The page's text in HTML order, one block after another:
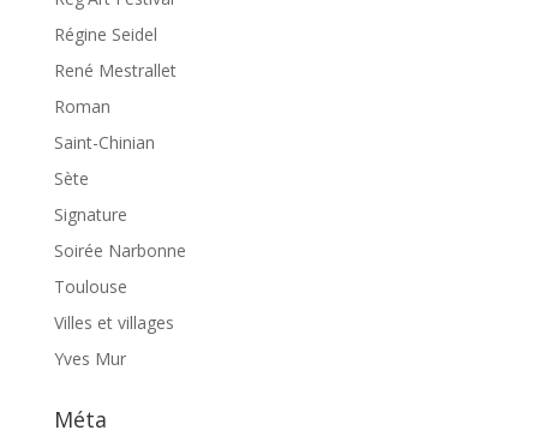
Régine Seidel
René Mestrallet
Roman
Saint-Chinian
Sète
Signature
Soirée Narbonne
Toulouse
Villes et villages
Yves Mur
Méta